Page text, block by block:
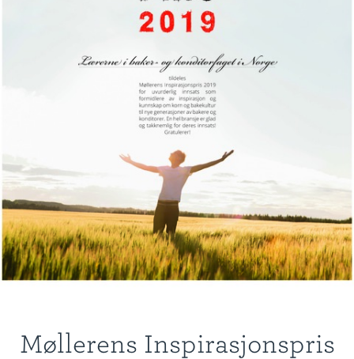
Møllerens Inspirasjonspris